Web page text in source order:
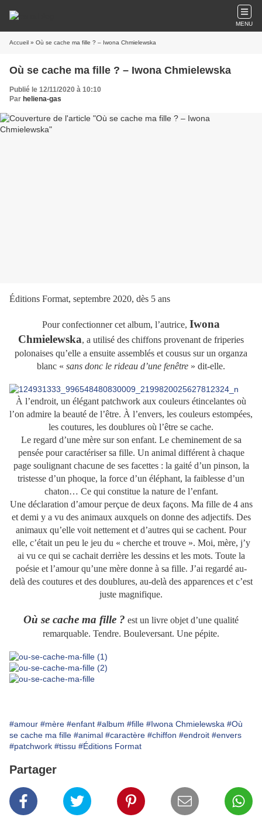
MENU
Accueil » Où se cache ma fille ? – Iwona Chmielewska
Où se cache ma fille ? – Iwona Chmielewska
Publié le 12/11/2020 à 10:10
Par heliena-gas
Éditions Format, septembre 2020, dès 5 ans
Pour confectionner cet album, l’autrice, Iwona
Chmielewska, a utilisé des chiffons provenant de friperies
polonaises qu’elle a ensuite assemblés et cousus sur un organza
blanc « sans donc le rideau d’une fenêtre » dit-elle.
À l’endroit, un élégant patchwork aux couleurs étincelantes où
l’on admire la beauté de l’être. À l’envers, les couleurs estompées,
les coutures, les doublures où l’être se cache.
Le regard d’une mère sur son enfant. Le cheminement de sa
pensée pour caractériser sa fille. Un animal différent à chaque
page soulignant chacune de ses facettes : la gaité d’un pinson, la
tristesse d’un phoque, la force d’un éléphant, la faiblesse d’un
chaton… Ce qui constitue la nature de l’enfant.
Une déclaration d’amour perçue de deux façons. Ma fille de 4 ans
et demi y a vu des animaux auxquels on donne des adjectifs. Des
animaux qu’elle voit nettement et d’autres qui se cachent. Pour
elle, c’était un peu le jeu du « cherche et trouve ». Moi, mère, j’y
ai vu ce qui se cachait derrière les dessins et les mots. Toute la
poésie et l’amour qu’une mère donne à sa fille. J’ai regardé au-
delà des coutures et des doublures, au-delà des apparences et c’est
juste magnifique.
Où se cache ma fille ? est un livre objet d’une qualité
remarquable. Tendre. Bouleversant. Une pépite.
#amour #mère #enfant #album #fille #Iwona Chmielewska #Où
se cache ma fille #animal #caractère #chiffon #endroit #envers
#patchwork #tissu #Éditions Format
Partager